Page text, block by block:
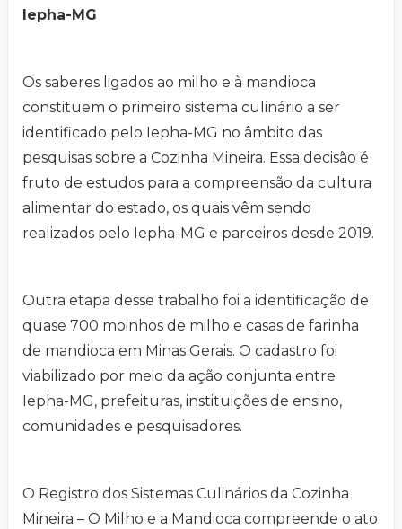
Iepha-MG
Os saberes ligados ao milho e à mandioca
constituem o primeiro sistema culinário a ser
identificado pelo Iepha-MG no âmbito das
pesquisas sobre a Cozinha Mineira. Essa decisão é
fruto de estudos para a compreensão da cultura
alimentar do estado, os quais vêm sendo
realizados pelo Iepha-MG e parceiros desde 2019.
Outra etapa desse trabalho foi a identificação de
quase 700 moinhos de milho e casas de farinha
de mandioca em Minas Gerais. O cadastro foi
viabilizado por meio da ação conjunta entre
Iepha-MG, prefeituras, instituições de ensino,
comunidades e pesquisadores.
O Registro dos Sistemas Culinários da Cozinha
Mineira – O Milho e a Mandioca compreende o ato